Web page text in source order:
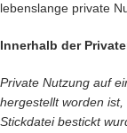
lebenslange private
Innerhalb der
Private Nutzung auf
hergestellt worden
Stickdatei bestickt